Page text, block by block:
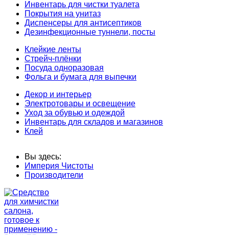
Инвентарь для чистки туалета
Покрытия на унитаз
Диспенсеры для антисептиков
Дезинфекционные туннели, посты
Клейкие ленты
Стрейч-плёнки
Посуда одноразовая
Фольга и бумага для выпечки
Декор и интерьер
Электротовары и освещение
Уход за обувью и одеждой
Инвентарь для складов и магазинов
Клей
Вы здесь:
Империя Чистоты
Производители